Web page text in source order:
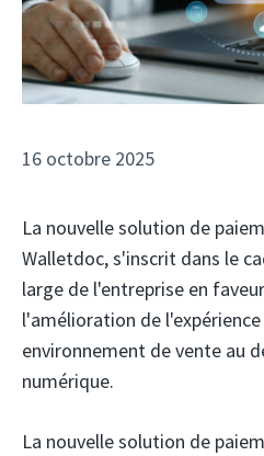
16 octobre 2025
La nouvelle solution de
Walletdoc, s'inscrit dans le
large de l'entreprise en
l'amélioration de
environnement de vente au
numérique.
La nouvelle solution de